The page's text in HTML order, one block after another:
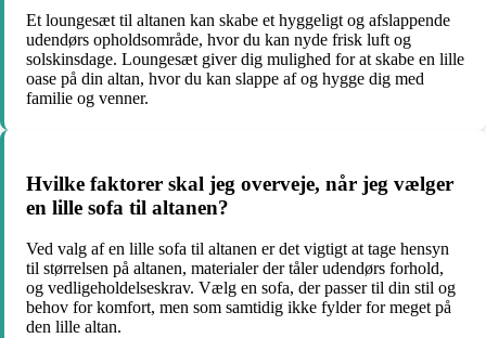
Et loungesæt til altanen kan skabe et hyggeligt og afslappende
udendørs opholdsområde, hvor du kan nyde frisk luft og
solskinsdage. Loungesæt giver dig mulighed for at skabe en lille
oase på din altan, hvor du kan slappe af og hygge dig med
familie og venner.
Hvilke faktorer skal jeg overveje, når jeg vælger
en lille sofa til altanen?
Ved valg af en lille sofa til altanen er det vigtigt at tage hensyn
til størrelsen på altanen, materialer der tåler udendørs forhold,
og vedligeholdelseskrav. Vælg en sofa, der passer til din stil og
behov for komfort, men som samtidig ikke fylder for meget på
den lille altan.